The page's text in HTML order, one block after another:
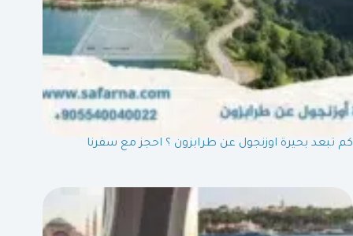
كم تبعد بحيرة اوزنجول عن طرابزون ؟ احجز مع سفرنا